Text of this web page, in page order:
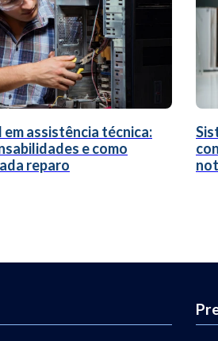
assistência técnica:
e como
reparo